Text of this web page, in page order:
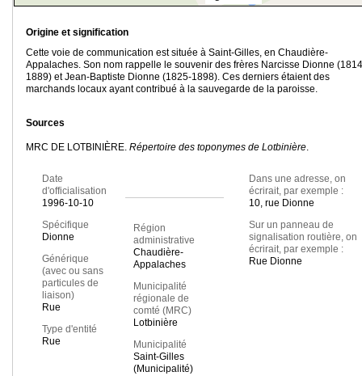
Origine et signification
Cette voie de communication est située à Saint-Gilles, en Chaudière-
Appalaches. Son nom rappelle le souvenir des frères Narcisse Dionne
1889) et Jean-Baptiste Dionne (1825-1898). Ces derniers étaient des
marchands locaux ayant contribué à la sauvegarde de la paroisse.
Sources
MRC DE LOTBINIÈRE. Répertoire des toponymes de Lotbinière.
Date
d'officialisation
1996-10-10
Spécifique
Dionne
Générique
(avec ou sans
particules de
liaison)
Rue
Type d'entité
Rue
Région
administrative
Chaudière-
Appalaches
Municipalité
régionale de
comté (MRC)
Lotbinière
Municipalité
Saint-Gilles
(Municipalité)
Dans une adresse, on
écrirait, par exemple :
10, rue Dionne
Sur un panneau de
signalisation routière, on
écrirait, par exemple :
Rue Dionne